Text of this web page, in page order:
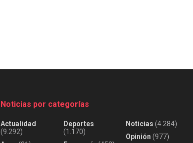
Noticias por categorías
Actualidad
(9.292)
Deportes
(1.170)
Noticias (4.284)
Opinión (977)